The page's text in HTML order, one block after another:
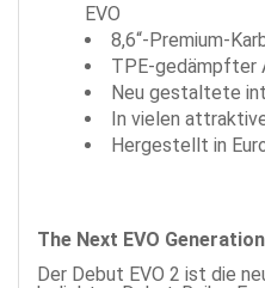
EVO
8,6“-Premium-
TPE-gedämpfter
Neu gestaltete
In vielen
Hergestellt in
The Next EVO Generation
Der Debut EVO 2 ist die